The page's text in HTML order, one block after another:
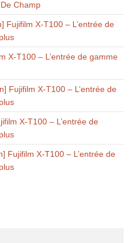
Champ
Fujifilm X-T100 – L’entrée de
X-T100 – L’entrée de gamme
Fujifilm X-T100 – L’entrée de
X-T100 – L’entrée de
Fujifilm X-T100 – L’entrée de